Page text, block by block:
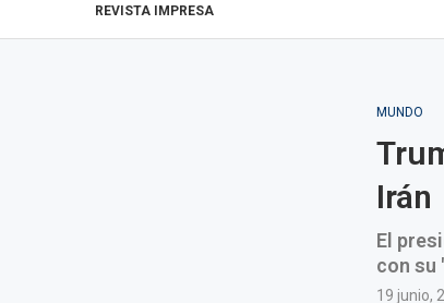
REVISTA IMPRESA
MUNDO
Irán
El
con su
19 junio,